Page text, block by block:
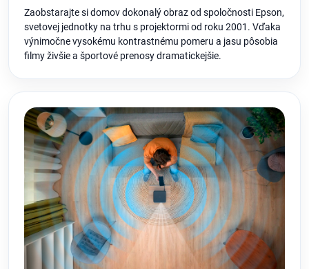
Zaobstarajte si domov dokonalý obraz od spoločnosti Epson,
svetovej jednotky na trhu s projektormi od roku 2001. Vďaka
výnimočne vysokému kontrastnému pomeru a jasu pôsobia
filmy živšie a športové prenosy dramatickejšie.